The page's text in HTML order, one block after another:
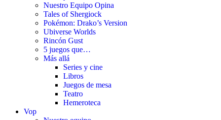
Nuestro Equipo Opina
Tales of Shergiock
Pokémon: Drako’s Version
Ubiverse Worlds
Rincón Gust
5 juegos que…
Más allá
Series y cine
Libros
Juegos de mesa
Teatro
Hemeroteca
Vop